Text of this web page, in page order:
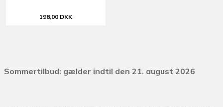
198,00 DKK
Sommertilbud: gælder indtil den 21. august 2026